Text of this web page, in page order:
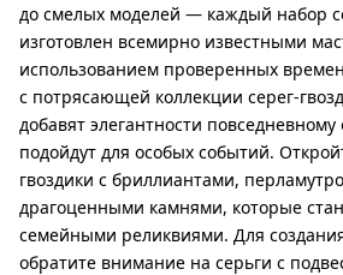
до смелых моделей — каждый набор
изготовлен всемирно известными
использованием проверенных
с потрясающей коллекции серег-
добавят элегантности
подойдут для особых событий.
гвоздики с бриллиантами,
драгоценными камнями, которые
семейными реликвиями. Для
обратите внимание на серьги с